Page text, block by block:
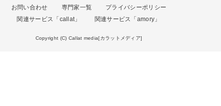
お問い合わせ
専門家一覧
プライバシーポリシー
関連サービス「callat」
関連サービス「amory」
Copyright (C) Callat media[カラットメディア]